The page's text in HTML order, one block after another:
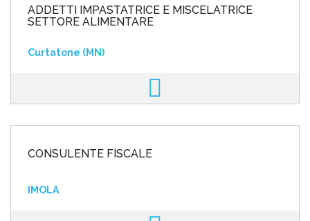
ADDETTI IMPASTATRICE E MISCELATRICE
SETTORE ALIMENTARE
Curtatone (MN)
CONSULENTE FISCALE
IMOLA